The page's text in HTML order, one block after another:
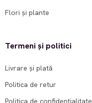
Flori și plante
Termeni și politici
Livrare și plată
Politica de retur
Politica de confidențialitate